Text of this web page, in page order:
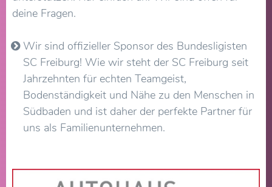
deine Fragen.
Wir sind offizieller Sponsor des Bundesligisten
SC Freiburg! Wie wir steht der SC Freiburg seit
Jahrzehnten für echten Teamgeist,
Bodenständigkeit und Nähe zu den Menschen in
Südbaden und ist daher der perfekte Partner für
uns als Familienunternehmen.